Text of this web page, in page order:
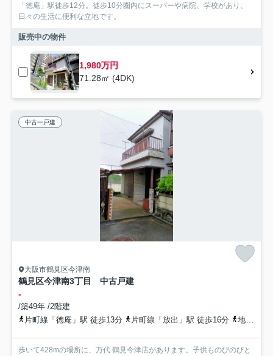
「徳庵」駅徒歩12分。徒歩10分圏内にスーパーや病院、学校があり、
日々の生活に便利な立地です。
販売中の物件
1,980万円
71.28㎡ (4DK)
中古一戸建
大阪市鶴見区今津南
鶴見区今津南3丁目 中古戸建
-
/築49年 /2階建
片町線「徳庵」駅 徒歩13分
片町線「放出」駅 徒歩16分 地下鉄長堀鶴見緑地「横堤」駅 徒歩23分
歩いて428mの場所に、万代 鶴見今津店があります。子供ものびのびと